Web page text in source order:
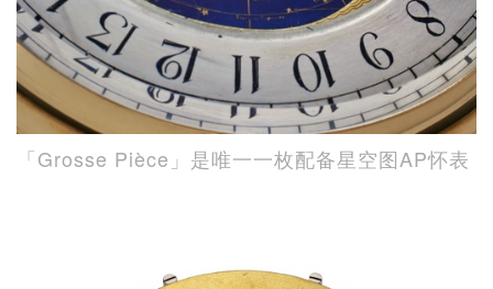
「Grosse Pièce」是唯一一枚配备星空图AP怀表